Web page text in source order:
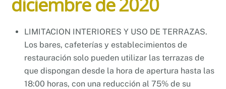
LIMITACION INTERIORES Y USO DE TERRAZAS.
Los bares, cafeterías y establecimientos de
restauración solo pueden utilizar las terrazas de
que dispongan desde la hora de apertura hasta las
18:00 horas, con una reducción al 75% de su